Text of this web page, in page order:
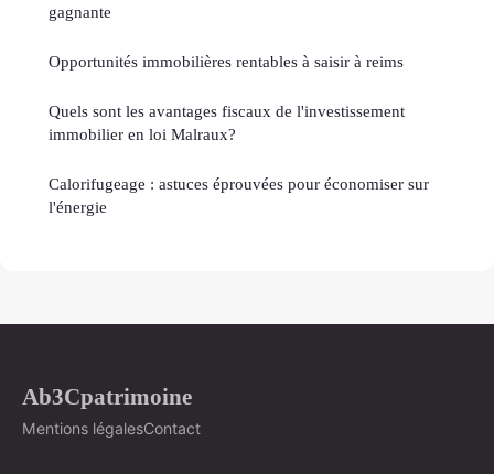
gagnante
Opportunités immobilières rentables à saisir à reims
Quels sont les avantages fiscaux de l'investissement
immobilier en loi Malraux?
Calorifugeage : astuces éprouvées pour économiser sur
l'énergie
Ab3Cpatrimoine
Mentions légalesContact